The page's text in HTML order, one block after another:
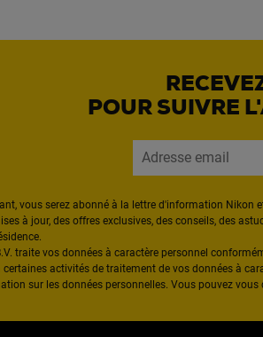
POUR SUIVRE
vous serez abonné à la lettre d'information Nikon
à jour, des offres exclusives, des conseils, des
traite vos données à caractère personnel
certaines activités de traitement de vos données à
sur les données personnelles. Vous pouvez